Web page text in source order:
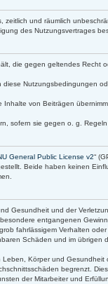
und räumlich
des Nutzungsvertrages
die gegen geltendes
Nutzungsbedingungen
von Beiträgen
sofern sie gegen o. g.
General Public License v2“
Beide haben keinen
Gesundheit und der
entgangenen Gewinn.
fahrlässigem Verhalten
Schäden und im
Körper und
begrenzt.
der Mitarbeiter und